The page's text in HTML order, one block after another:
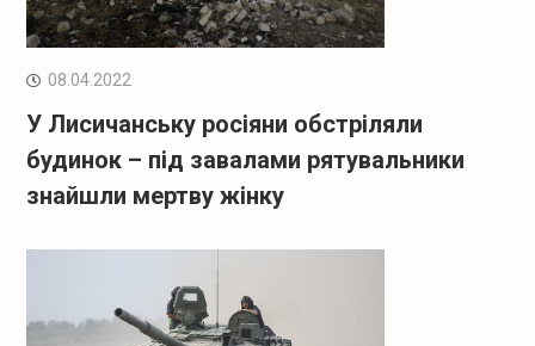
08.04.2022
У Лисичанську росіяни обстріляли
будинок – під завалами рятувальники
знайшли мертву жінку